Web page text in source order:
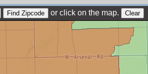
or click on the map.